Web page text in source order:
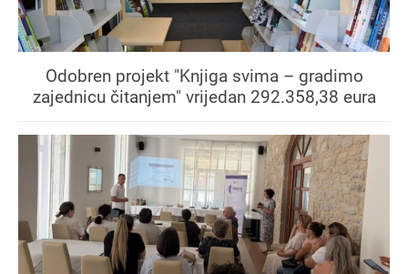
Odobren projekt "Knjiga svima – gradimo
zajednicu čitanjem" vrijedan 292.358,38 eura